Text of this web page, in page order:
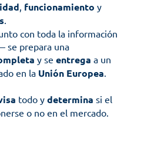
, funcionamiento
.
con toda la información
y se entrega
en la Unión Europea.
todo y determina si el
o no en el mercado.